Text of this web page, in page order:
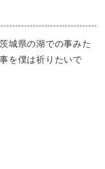
城県の湖での事みた
を僕は祈りたいで